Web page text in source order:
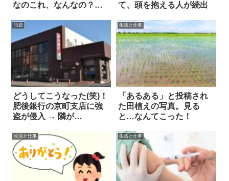
なのこれ、なんなの？」
て、頭を抱える人が続出
話題
どうしてこうなった(笑)！
肥後銀行の京町支店に強
盗が侵入 → 隣が…
生活と仕事
「あるある」と投稿され
た田植えの写真。見る
と…なんてこった！
生活と仕事 生活と仕事